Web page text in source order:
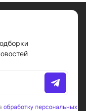
обработку персональных